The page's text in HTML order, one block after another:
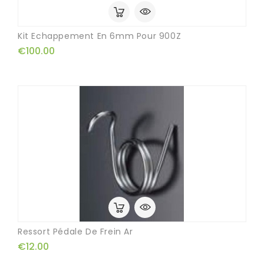
Kit Echappement En 6mm Pour 900Z
€100.00
Ressort Pédale De Frein Ar
€12.00